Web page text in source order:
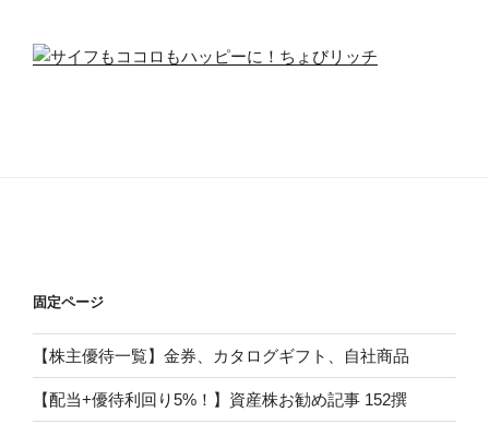
固定ページ
【株主優待一覧】金券、カタログギフト、自社商品
【配当+優待利回り5%！】資産株お勧め記事 152撰